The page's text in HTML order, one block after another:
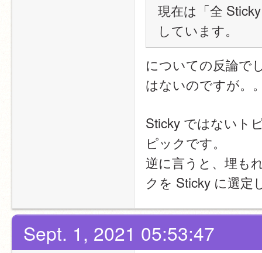
現在は「全
しています。
についての反論で
はないのですが。
Sticky ではないト
ピックです。
逆に言うと、埋も
クを Sticky に選定
Sept. 1, 2021 05:53:47